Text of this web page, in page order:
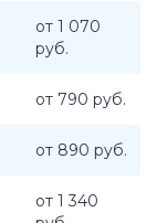
от 1 070
руб.
от 790 руб.
от 890 руб.
от 1 340